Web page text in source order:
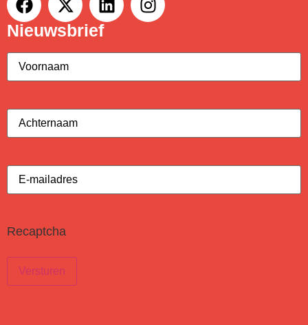
Nieuwsbrief
Voornaam(Vereist)
Achternaam(Vereist)
E-
mailadres(Vereist)
Recaptcha